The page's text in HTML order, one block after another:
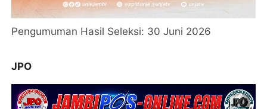
Pengumuman Hasil Seleksi: 30 Juni 2026
JPO